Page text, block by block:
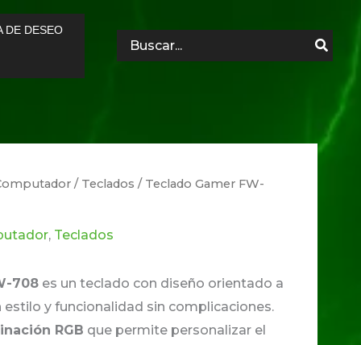
DE DESEO
Search
for:
/ Teclados / Teclado Gamer FW-
, Teclados
708 es un teclado con diseño orientado a
y funcionalidad sin complicaciones.
RGB que permite personalizar el